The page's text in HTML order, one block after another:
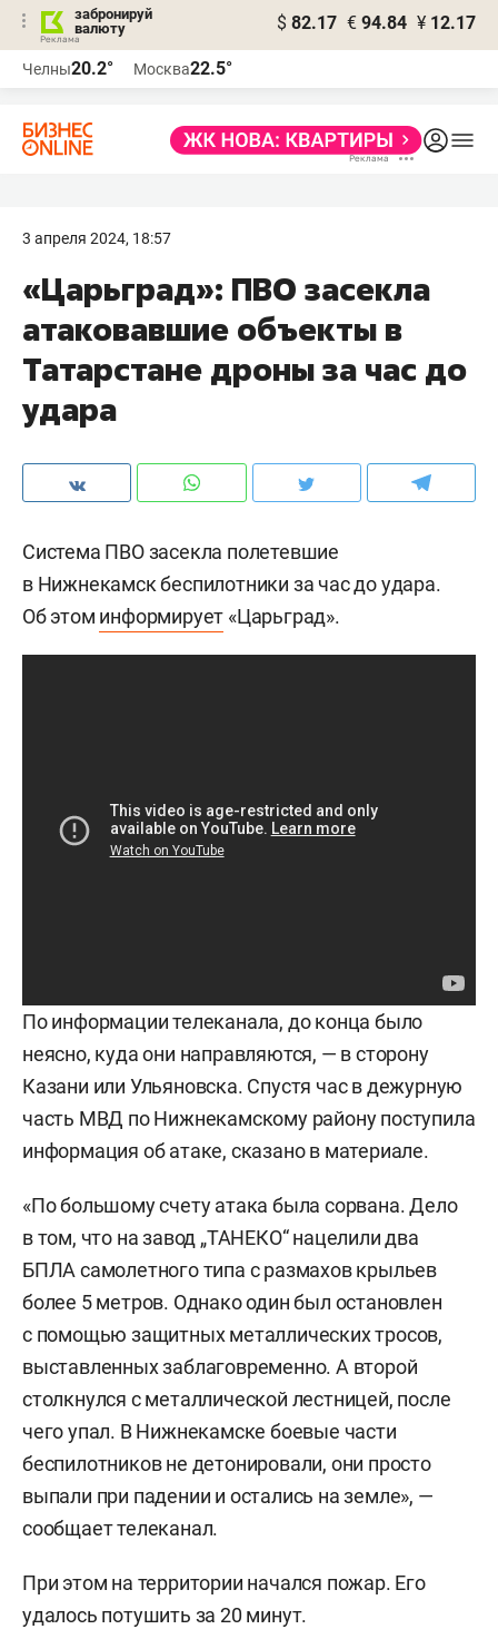
забронируй
валюту
$ 82.17 € 94.84 ¥ 12.17
Челны20.2° Москва22.5°
3 апреля 2024, 18:57
«Царьград»: ПВО засекла
атаковавшие объекты в
Татарстане дроны за час до
удара
Система ПВО засекла полетевшие
в Нижнекамск беспилотники за час до удара.
Об этом информирует «Царьград».
По информации телеканала, до конца было
неясно, куда они направляются, — в сторону
Казани или Ульяновска. Спустя час в дежурную
часть МВД по Нижнекамскому району поступила
информация об атаке, сказано в материале.
«По большому счету атака была сорвана. Дело
в том, что на завод „ТАНЕКО“ нацелили два
БПЛА самолетного типа с размахов крыльев
более 5 метров. Однако один был остановлен
с помощью защитных металлических тросов,
выставленных заблаговременно. А второй
столкнулся с металлической лестницей, после
чего упал. В Нижнекамске боевые части
беспилотников не детонировали, они просто
выпали при падении и остались на земле», —
сообщает телеканал.
При этом на территории начался пожар. Его
удалось потушить за 20 минут.